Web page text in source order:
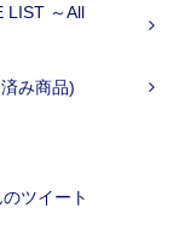
LIST ～All
み商品)
ツイート